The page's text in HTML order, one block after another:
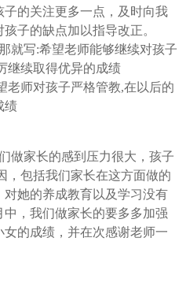
的关注更多一点，及时向我
子的缺点加以指导改正。
就写:希望老师能够继续对孩子
继续取得优异的成绩
老师对孩子严格管教,在以后的
绩
做家长的感到压力很大，孩子
，包括我们家长在这方面做的
她的养成教育以及学习没有
，我们做家长的要多多加强
的成绩，并在次感谢老师一